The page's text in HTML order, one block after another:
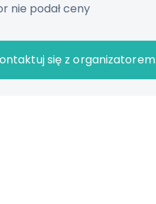
nie podał ceny
się z organizatorem